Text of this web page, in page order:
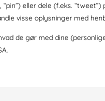
eller dele (f.eks.
visse oplysninger med
de gør med dine